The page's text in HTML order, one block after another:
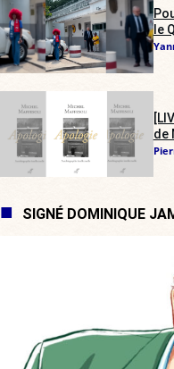
le
de
SIGNÉ DOMINIQUE